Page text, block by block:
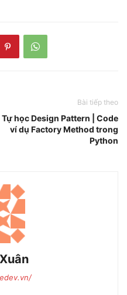
Bài tiếp theo
Tự học Design Pattern | Code
ví dụ Factory Method trong
Python